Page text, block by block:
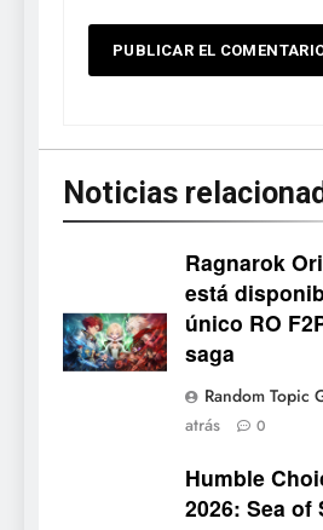
Noticias
Ragnarok
está
único RO
saga
Random Topic
atrás
0
Humble
2026: Sea of
5
tendrá su
para PC y